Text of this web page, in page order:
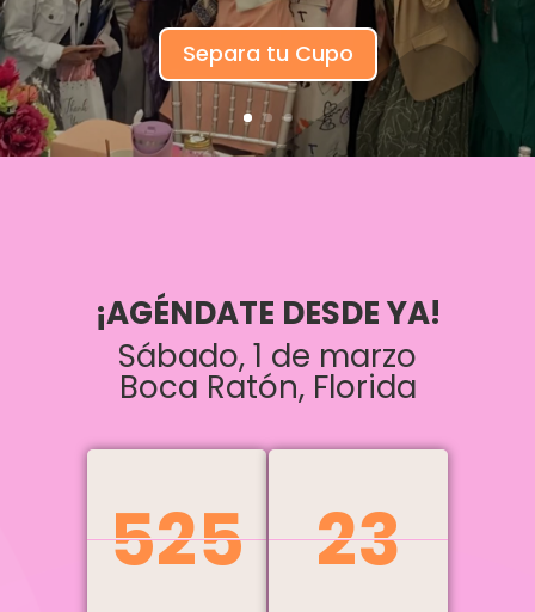
Separa tu Cupo
¡AGÉNDATE DESDE YA!
Sábado, 1 de marzo
Boca Ratón, Florida
525
525
00 23
23
00